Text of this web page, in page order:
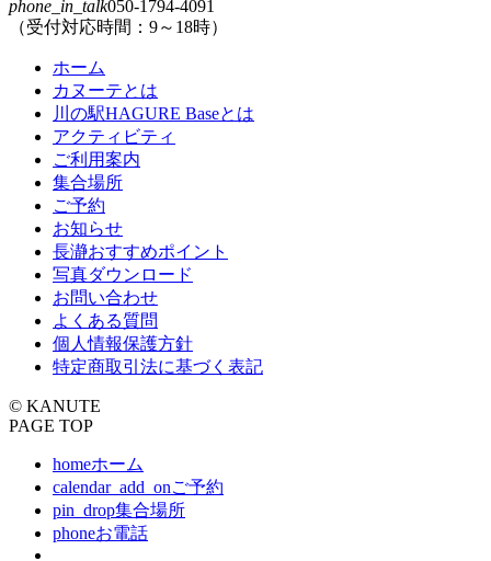
る
phone_in_talk050-1794-4091
（受付対応時間：9～18時）
ホーム
カヌーテとは
川の駅HAGURE Baseとは
アクティビティ
ご利用案内
集合場所
ご予約
お知らせ
長瀞おすすめポイント
写真ダウンロード
お問い合わせ
よくある質問
個人情報保護方針
特定商取引法に基づく表記
© KANUTE
PAGE TOP
homeホーム
calendar_add_onご予約
pin_drop集合場所
phoneお電話